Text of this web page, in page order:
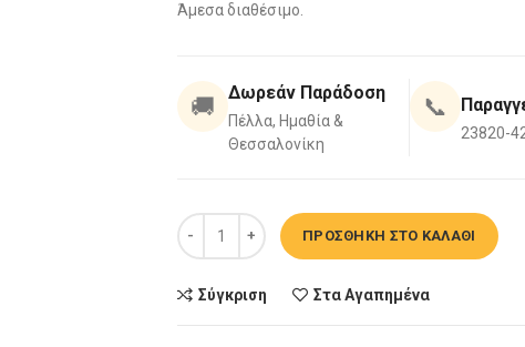
Άμεσα διαθέσιμο.
🚚 Δωρεάν Παράδοση
Πέλλα, Ημαθία &
Θεσσαλονίκη
📞
23820-
Πετσετοκρεμάστρα 60x180cm Λευκή ποσότητα
ΠΡΟΣΘΉΚΗ ΣΤΟ ΚΑΛΆΘΙ
Σύγκριση Στα Αγαπημένα